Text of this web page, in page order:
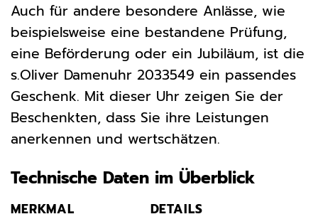
Auch für andere besondere Anlässe, wie
beispielsweise eine bestandene Prüfung,
eine Beförderung oder ein Jubiläum, ist die
s.Oliver Damenuhr 2033549 ein passendes
Geschenk. Mit dieser Uhr zeigen Sie der
Beschenkten, dass Sie ihre Leistungen
anerkennen und wertschätzen.
Technische Daten im Überblick
MERKMAL
DETAILS